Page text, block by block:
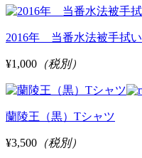
2016年 当番水法被手拭い
¥1,000 （税別）
蘭陵王（黒）Tシャツ
¥3,500 （税別）